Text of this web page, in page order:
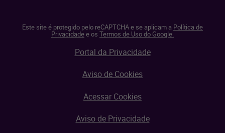
Este site é protegido pelo reCAPTCHA e se aplicam a Política de
Privacidadee os Termos de Uso do Google.
Portal da Privacidade
Aviso de Cookies
Acessar Cookies
Aviso de Privacidade